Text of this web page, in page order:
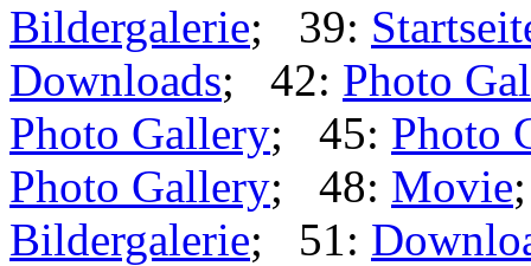
Bildergalerie; 39:
Downloads; 42: Photo
Photo Gallery; 45: Photo
Photo Gallery; 48: Movie
Bildergalerie; 51: